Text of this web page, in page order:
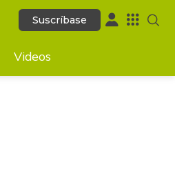
Suscríbase
Suscríbase
Videos